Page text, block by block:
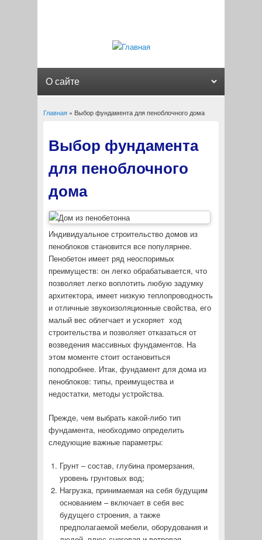
Вы здесь
Главная» Выбор фундамента для пеноблочного дома
Выбор фундамента
для пеноблочного
дома
Индивидуальное строительство домов из
пеноблоков становится все популярнее.
Пенобетон имеет ряд неоспоримых
преимуществ: он легко обрабатывается, что
позволяет легко воплотить любую задумку
архитектора, имеет низкую теплопроводность
и отличные звукоизоляционные свойства, его
малый вес облегчает и ускоряет ход
строительства и позволяет отказаться от
возведения массивных фундаментов. На
этом моменте стоит остановиться
поподробнее. Итак, фундамент для дома из
пеноблоков: типы, преимущества и
недостатки, методы устройства.
Прежде, чем выбрать какой-либо тип
фундамента, необходимо определить
следующие важные параметры:
Грунт – состав, глубина промерзания,
уровень грунтовых вод;
Нагрузка, принимаемая на себя будущим
основанием – включает в себя вес
будущего строения, а также
предполагаемой мебели, оборудования и